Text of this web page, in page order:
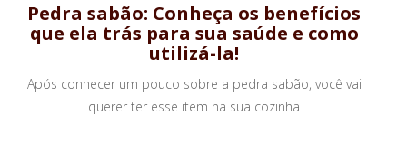
Pedra sabão: Conheça os benefícios
que ela trás para sua saúde e como
utilizá-la!
Após conhecer um pouco sobre a pedra sabão, você vai
querer ter esse item na sua cozinha